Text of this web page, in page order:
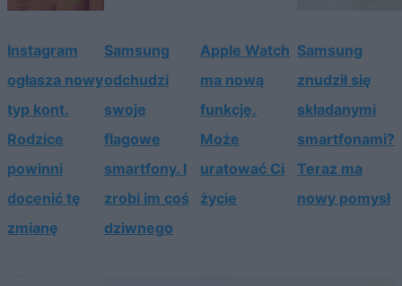
Instagram
ogłasza nowy
typ kont.
Rodzice
powinni
docenić tę
zmianę
Samsung
odchudzi
swoje
flagowe
smartfony. I
zrobi im coś
dziwnego
Apple Watch
ma nową
funkcję.
Może
uratować Ci
życie
Samsung
znudził się
składanymi
smartfonami?
Teraz ma
nowy pomysł